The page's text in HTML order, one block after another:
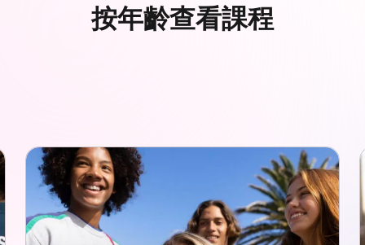
按年齡查看課程